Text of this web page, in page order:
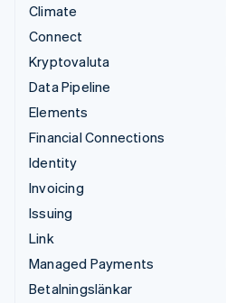
Climate
Connect
Kryptovaluta
Data Pipeline
Elements
Financial Connections
Identity
Invoicing
Issuing
Link
Managed Payments
Betalningslänkar